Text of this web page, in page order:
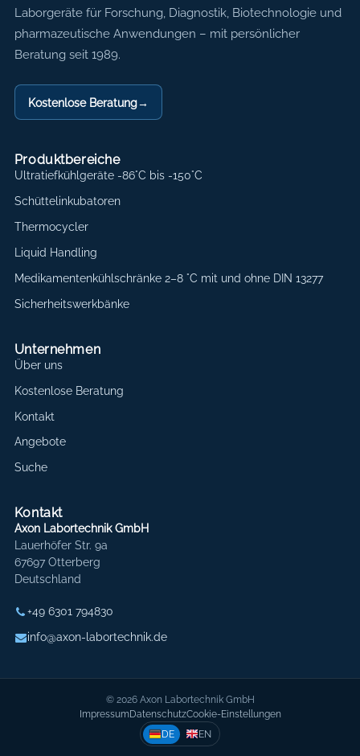
Axon Labortechnik
Laborgeräte für Forschung, Diagnostik, Biotechnologie und
pharmazeutische Anwendungen – mit persönlicher
Beratung seit 1989.
Kostenlose Beratung→
Produktbereiche
Ultratiefkühlgeräte -86°C bis -150°C
Schüttelinkubatoren
Thermocycler
Liquid Handling
Medikamentenkühlschränke 2–8 °C mit und ohne DIN 13277
Sicherheitswerkbänke
Unternehmen
Über uns
Kostenlose Beratung
Kontakt
Angebote
Suche
Kontakt
Axon Labortechnik GmbH
Lauerhöfer Str. 9a
67697 Otterberg
Deutschland
+49 6301 794830
info@axon-labortechnik.de
© 2026 Axon Labortechnik GmbH
ImpressumDatenschutzCookie-Einstellungen
DE
EN